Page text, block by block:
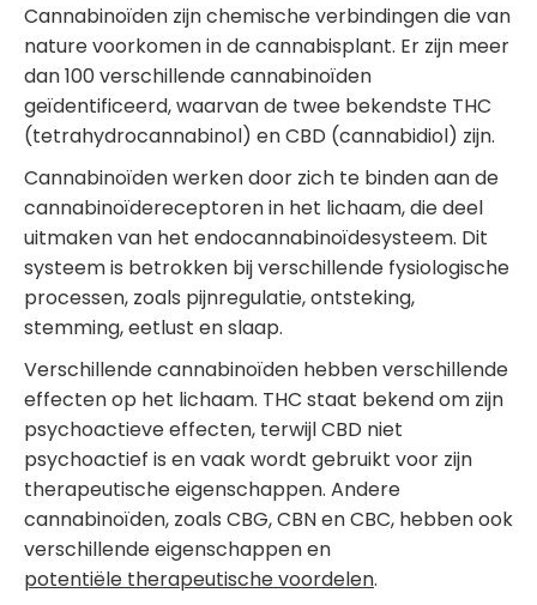
Cannabinoïden zijn chemische verbindingen die van
nature voorkomen in de cannabisplant. Er zijn meer
dan 100 verschillende cannabinoïden
geïdentificeerd, waarvan de twee bekendste THC
(tetrahydrocannabinol) en CBD (cannabidiol) zijn.
Cannabinoïden werken door zich te binden aan de
cannabinoïdereceptoren in het lichaam, die deel
uitmaken van het endocannabinoïdesysteem. Dit
systeem is betrokken bij verschillende fysiologische
processen, zoals pijnregulatie, ontsteking,
stemming, eetlust en slaap.
Verschillende cannabinoïden hebben verschillende
effecten op het lichaam. THC staat bekend om zijn
psychoactieve effecten, terwijl CBD niet
psychoactief is en vaak wordt gebruikt voor zijn
therapeutische eigenschappen. Andere
cannabinoïden, zoals CBG, CBN en CBC, hebben ook
verschillende eigenschappen en
potentiële therapeutische voordelen.